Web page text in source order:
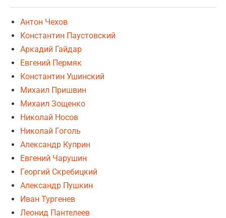
Антон Чехов
Константин Паустовский
Аркадий Гайдар
Евгений Пермяк
Константин Ушинский
Михаил Пришвин
Михаил Зощенко
Николай Носов
Николай Гоголь
Александр Куприн
Евгений Чарушин
Георгий Скребицкий
Александр Пушкин
Иван Тургенев
Леонид Пантелеев